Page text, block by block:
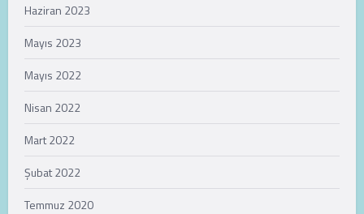
Haziran 2023
Mayıs 2023
Mayıs 2022
Nisan 2022
Mart 2022
Şubat 2022
Temmuz 2020